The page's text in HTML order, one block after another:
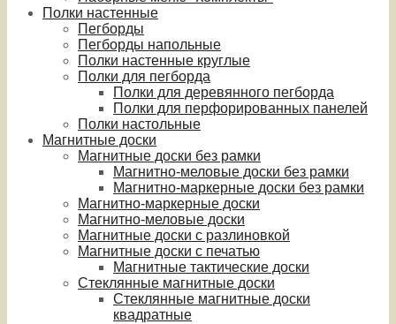
Полки настенные
Пегборды
Пегборды напольные
Полки настенные круглые
Полки для пегборда
Полки для деревянного пегборда
Полки для перфорированных панелей
Полки настольные
Магнитные доски
Магнитные доски без рамки
Магнитно-меловые доски без рамки
Магнитно-маркерные доски без рамки
Магнитно-маркерные доски
Магнитно-меловые доски
Магнитные доски с разлиновкой
Магнитные доски с печатью
Магнитные тактические доски
Стеклянные магнитные доски
Стеклянные магнитные доски
квадратные